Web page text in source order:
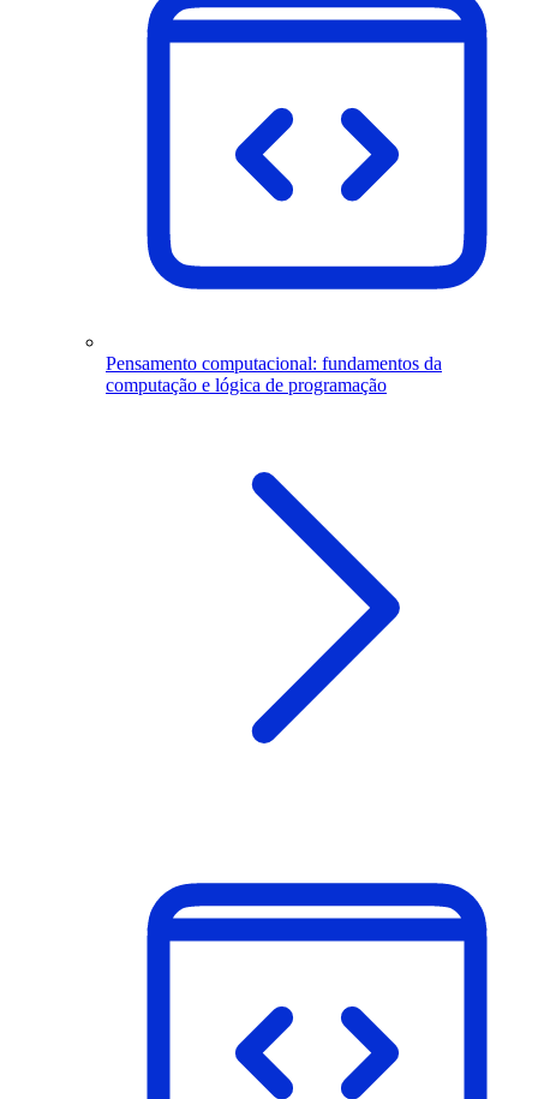
Pensamento computacional: fundamentos da
computação e lógica de programação